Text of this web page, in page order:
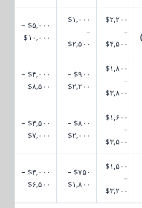
$۲,۲۰۰
–
$۴,۵۰۰
$۱,۰۰۰
–
$۲,۵۰۰
$۵,۰۰۰ –
$۱۰,۰۰۰
$۱,۸۰۰
–
$۳,۸۰۰
$۹۰۰ –
$۲,۲۰۰
$۴,۰۰۰ –
$۸,۵۰۰
$۱,۶۰۰
–
$۳,۵۰۰
$۸۰۰ –
$۲,۰۰۰
$۳,۵۰۰ –
$۷,۰۰۰
$۱,۵۰۰
–
$۳,۲۰۰
$۷۵۰ –
$۱,۸۰۰
$۳,۰۰۰ –
$۶,۵۰۰